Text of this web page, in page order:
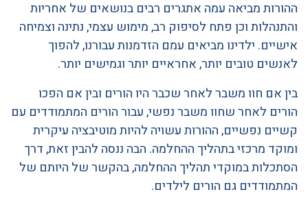
ההורות מביאה עמה אתגרים רבים בנושאים של אחריות
והתנהלות וכן פתח לסיפוק רב, מימוש עצמי, נתינה וצמיחה
אישיים. ילדינו מביאים עמם הזדמנות עבורנו, להפוך
לאנשים טובים יותר, אחראיים יותר וגמישים יותר.
בין אם חוו משבר לאחר שכבר היו הורים ובין אם הפכו
הורים לאחר שחוו משבר נפשי, עבור הורים המתמודדים עם
קשיים נפשיים, ההורות עשויה להיות מוטיבציה עיקרית
ומוקד מרכזי בתהליך ההחלמה. הבה ננסה להבין זאת, דרך
הסתכלות במוקדי תהליך ההחלמה, בהקשר של היותם של
המתמודדים גם הורים לילדים.